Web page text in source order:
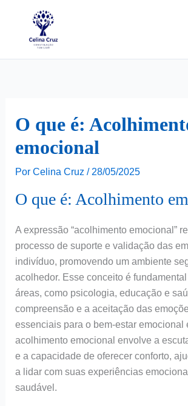
O que é:
emocional
Por Celina Cruz / 28/05/2025
O que é: Acolhimento
A expressão “acolhimento emocional”
processo de suporte e validação das
indivíduo, promovendo um ambiente
acolhedor. Esse conceito é
áreas, como psicologia, educação e
compreensão e a aceitação das
essenciais para o bem-estar emocional
acolhimento emocional envolve a
e a capacidade de oferecer conforto,
a lidar com suas experiências
saudável.